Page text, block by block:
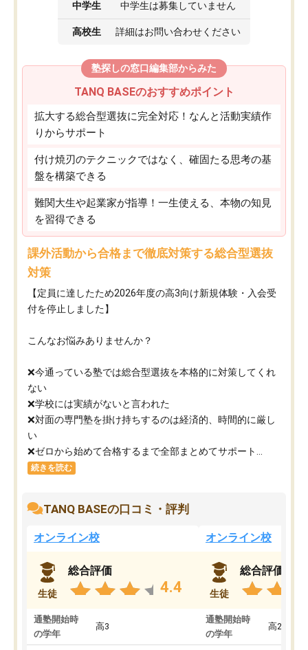
中学生 中学生は募集していません
高校生 詳細はお問い合わせください
塾探しの窓口編集部からみた
TANQ BASEのおすすめポイント
拡大する総合型選抜に完全対応！なんと活動実績作
りからサポート
付け焼刃のテクニックではなく、確固たる思考の基
盤を構築できる
難関大生や起業家が指導！一生使える、本物の知見
を習得できる
課外活動から合格まで徹底対策する総合型選抜
対策
【定員に達したため2026年度の高3向け新規体験・入会受
付を停止しました】
こんなお悩みありませんか？
❌今通っている塾では総合型選抜を本格的に対策してくれ
ない
❌学校には実績がないと言われた
❌対面の専門塾を掛け持ちするのは経済的、時間的に厳し
い
❌ゼロから始めて合格するまで全部まとめてサポート...
続きを読む
TANQ BASEの口コミ・評判
オンライン校
生徒
総合評価
4.4
通塾開始時
の学年
高3
オンライン校
生徒
総合評価
通塾開始時
の学年
高2